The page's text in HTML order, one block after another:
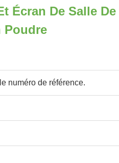
Écran De Salle De
Poudre
numéro de référence.